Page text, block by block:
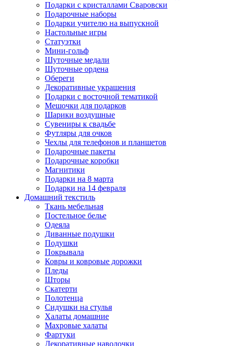
Подарки с кристаллами Сваровски
Подарочные наборы
Подарки учителю на выпускной
Настольные игры
Статуэтки
Мини-гольф
Шуточные медали
Шуточные ордена
Обереги
Декоративные украшения
Подарки с восточной тематикой
Мешочки для подарков
Шарики воздушные
Сувениры к свадьбе
Футляры для очков
Чехлы для телефонов и планшетов
Подарочные пакеты
Подарочные коробки
Магнитики
Подарки на 8 марта
Подарки на 14 февраля
Домашний текстиль
Ткань мебельная
Постельное белье
Одеяла
Диванные подушки
Подушки
Покрывала
Ковры и ковровые дорожки
Пледы
Шторы
Скатерти
Полотенца
Сидушки на стулья
Халаты домашние
Махровые халаты
Фартуки
Декоративные наволочки